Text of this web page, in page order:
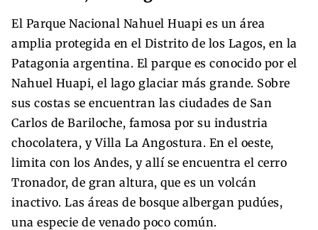
El Parque Nacional Nahuel Huapi es un área
amplia protegida en el Distrito de los Lagos, en la
Patagonia argentina. El parque es conocido por el
Nahuel Huapi, el lago glaciar más grande. Sobre
sus costas se encuentran las ciudades de San
Carlos de Bariloche, famosa por su industria
chocolatera, y Villa La Angostura. En el oeste,
limita con los Andes, y allí se encuentra el cerro
Tronador, de gran altura, que es un volcán
inactivo. Las áreas de bosque albergan pudúes,
una especie de venado poco común.